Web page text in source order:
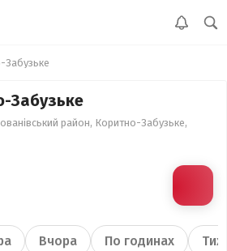
Забузьке
район, Коритно-Забузьке,
Вчора По годинах